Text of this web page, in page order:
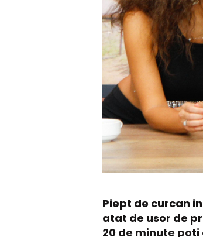
Piept de curcan
atat de usor de
20 de minute